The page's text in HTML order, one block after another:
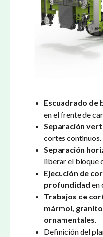
Escuadrado de
en el frente de
Separación
cortes continuos.
Separación
liberar el bloque
Ejecución de
profundidad en
Trabajos de
mármol,
ornamentales.
Definición del